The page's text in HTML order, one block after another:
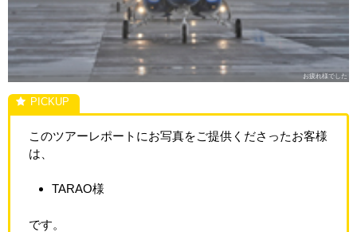
お疲れ様でした
このツアーレポートにお写真をご提供くださったお客様
は、
TARAO様
です。